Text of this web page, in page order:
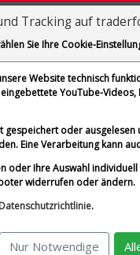
SE, Bayerische
Aktualisieren
Tracking auf
Sie Ihre Cookie-
Website technisch
YouTube-
oder
Eine Verarbeitung kann
oder Ihre Auswahl
widerrufen oder ändern.
Datenschutzrichtlinie.
Nur Notwendige